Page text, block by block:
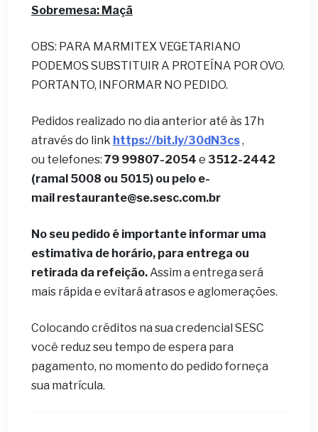
Sobremesa: Maçã
OBS: PARA MARMITEX VEGETARIANO
PODEMOS SUBSTITUIR A PROTEÍNA POR OVO.
PORTANTO, INFORMAR NO PEDIDO.
Pedidos realizado no dia anterior até às 17h
através do link https://bit.ly/30dN3cs,
ou telefones: 79 99807-2054 e 3512-2442
(ramal 5008 ou 5015) ou pelo e-
mail restaurante@se.sesc.com.br
No seu pedido é importante informar uma
estimativa de horário, para entrega ou
retirada da refeição.Assim a entrega será
mais rápida e evitará atrasos e aglomerações.
Colocando créditos na sua credencial SESC
você reduz seu tempo de espera para
pagamento, no momento do pedido forneça
sua matrícula.